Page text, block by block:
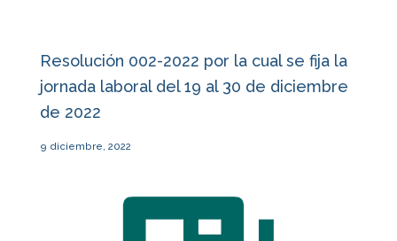
Resolución 002-2022 por la cual se fija la
jornada laboral del 19 al 30 de diciembre
de 2022
9 diciembre, 2022